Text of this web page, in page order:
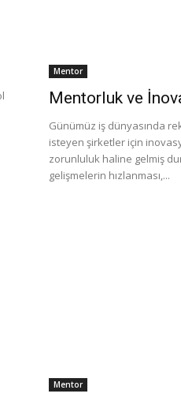
Mentor
Mentorluk ve
Günümüz iş dünyasında
isteyen şirketler için
zorunluluk haline gelmiş
gelişmelerin hızlanması,...
Mentor